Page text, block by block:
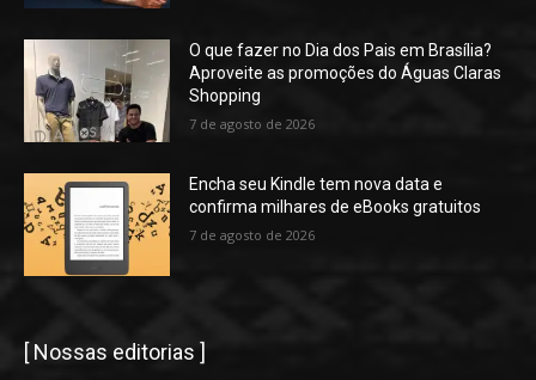
O que fazer no Dia dos Pais em Brasília?
Aproveite as promoções do Águas Claras
Shopping
7 de agosto de 2026
Encha seu Kindle tem nova data e
confirma milhares de eBooks gratuitos
7 de agosto de 2026
[ Nossas editorias ]